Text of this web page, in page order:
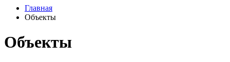
Главная
Объекты
Объекты